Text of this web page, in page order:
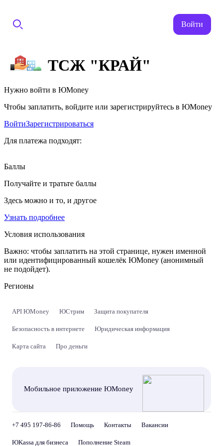
Войти
ТСЖ "КРАЙ"
Нужно войти в ЮMoney
Чтобы заплатить, войдите или зарегистрируйтесь в ЮMoney
ВойтиЗарегистрироваться
Для платежа подходят:
Баллы
Получайте и тратьте баллы
Здесь можно и то, и другое
Узнать подробнее
Условия использования
Важно: чтобы заплатить на этой странице, нужен именной
или идентифицированный кошелёк ЮMoney (анонимный
не подойдет).
Регионы
API ЮMoney ЮСтрим Защита покупателя
Безопасность в интернете Юридическая информация
Карта сайта Про деньги
Мобильное приложение ЮMoney
+7 495 197-86-86 Помощь Контакты Вакансии
ЮKassa для бизнеса Пополнение Steam